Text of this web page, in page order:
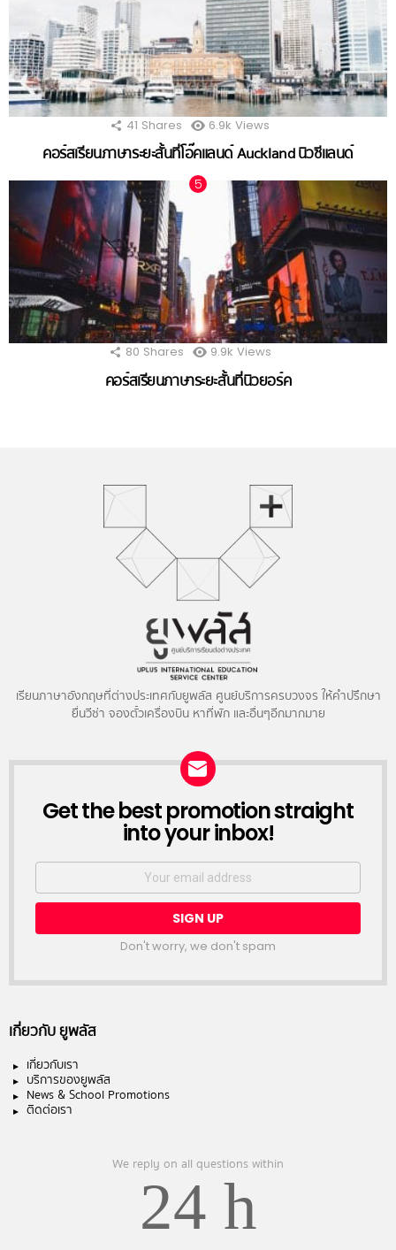
41 Shares 6.9k Views
คอร์สเรียนภาษาระยะสั้นที่โอ๊คแลนด์ Auckland นิวซีแลนด์
80 Shares 9.9k Views
คอร์สเรียนภาษาระยะสั้นที่นิวยอร์ค
เรียนภาษาอังกฤษที่ต่างประเทศกับยูพลัส ศูนย์บริการครบวงจร ให้คำปรึกษา
ยื่นวีซ่า จองตั๋วเครื่องบิน หาที่พัก และอื่นๆอีกมากมาย
NEWSLETTER
Get the best promotion straight
into your inbox!
Email
Don't worry, we don't spam
เกี่ยวกับ ยูพลัส
เกี่ยวกับเรา
บริการของยูพลัส
News & School Promotions
ติดต่อเรา
We reply on all questions within
24 h